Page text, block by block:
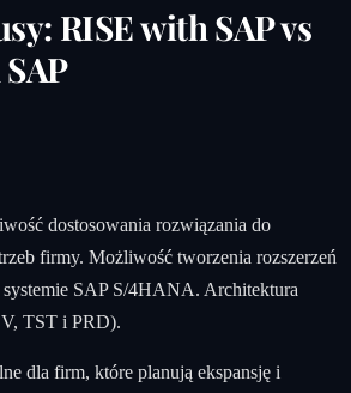
RISE with SAP vs
dostosowania rozwiązania do
firmy. Możliwość tworzenia rozszerzeń
SAP S/4HANA. Architektura
TST i PRD).
dla firm, które planują ekspansję i